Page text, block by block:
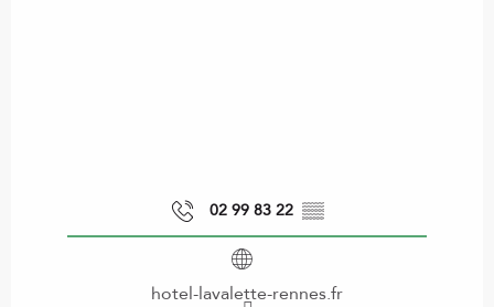
02 99 83 22 ▒▒
hotel-lavalette-rennes.fr